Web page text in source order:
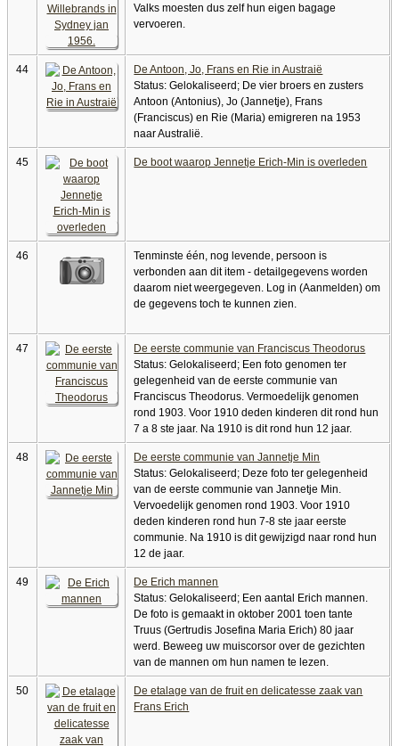
Valks moesten dus zelf hun eigen bagage
vervoeren.
44
De Antoon, Jo, Frans en Rie in Austraië
Status: Gelokaliseerd; De vier broers en zusters
Antoon (Antonius), Jo (Jannetje), Frans
(Franciscus) en Rie (Maria) emigreren na 1953
naar Australië.
45 De boot waarop Jennetje Erich-Min is overleden
46
Tenminste één, nog levende, persoon is
verbonden aan dit item - detailgegevens worden
daarom niet weergegeven. Log in (Aanmelden) om
de gegevens toch te kunnen zien.
47
De eerste communie van Franciscus Theodorus
Status: Gelokaliseerd; Een foto genomen ter
gelegenheid van de eerste communie van
Franciscus Theodorus. Vermoedelijk genomen
rond 1903. Voor 1910 deden kinderen dit rond hun
7 a 8 ste jaar. Na 1910 is dit rond hun 12 jaar.
48
De eerste communie van Jannetje Min
Status: Gelokaliseerd; Deze foto ter gelegenheid
van de eerste communie van Jannetje Min.
Vervoedelijk genomen rond 1903. Voor 1910
deden kinderen rond hun 7-8 ste jaar eerste
communie. Na 1910 is dit gewijzigd naar rond hun
12 de jaar.
49
De Erich mannen
Status: Gelokaliseerd; Een aantal Erich mannen.
De foto is gemaakt in oktober 2001 toen tante
Truus (Gertrudis Josefina Maria Erich) 80 jaar
werd. Beweeg uw muiscorsor over de gezichten
van de mannen om hun namen te lezen.
50
De etalage van de fruit en delicatesse zaak van
Frans Erich